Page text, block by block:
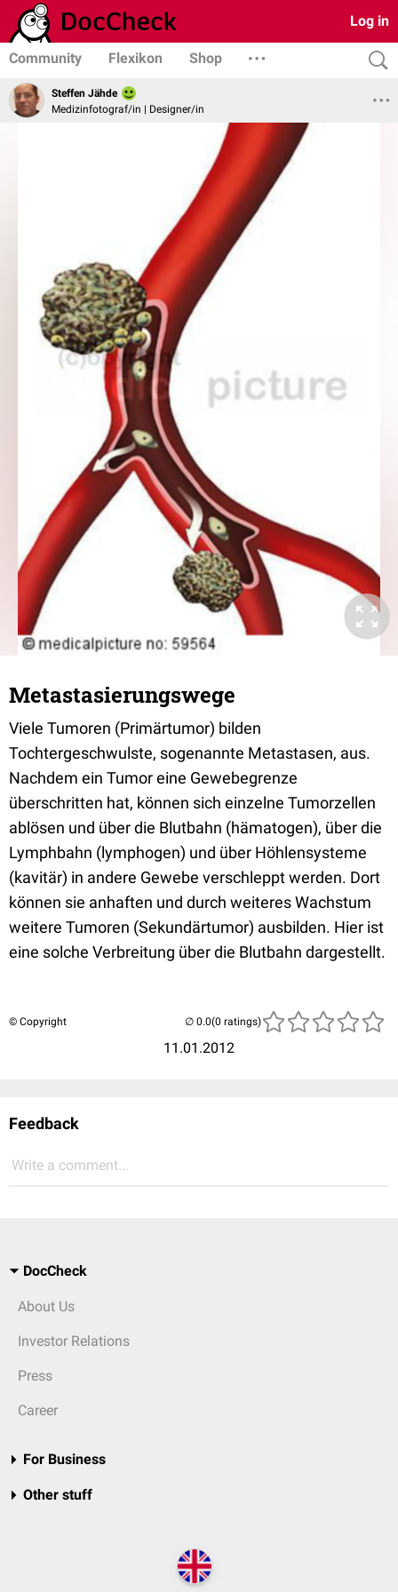
Log in
Community Flexikon Shop
Steffen Jähde
Medizinfotograf/in | Designer/in
Metastasierungswege
Viele Tumoren (Primärtumor) bilden
Tochtergeschwulste, sogenannte Metastasen, aus.
Nachdem ein Tumor eine Gewebegrenze
überschritten hat, können sich einzelne Tumorzellen
ablösen und über die Blutbahn (hämatogen), über die
Lymphbahn (lymphogen) und über Höhlensysteme
(kavitär) in andere Gewebe verschleppt werden. Dort
können sie anhaften und durch weiteres Wachstum
weitere Tumoren (Sekundärtumor) ausbilden. Hier ist
eine solche Verbreitung über die Blutbahn dargestellt.
© Copyright
11.01.2012
(0 ratings)
Feedback
Write a comment...
DocCheck
About Us
Investor Relations
Press
Career
For Business
Other stuff